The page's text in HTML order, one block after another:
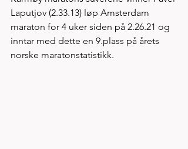
Laputjov (2.33.13) løp Amsterdam
maraton for 4 uker siden på 2.26.21 og
inntar med dette en 9.plass på årets
norske maratonstatistikk.